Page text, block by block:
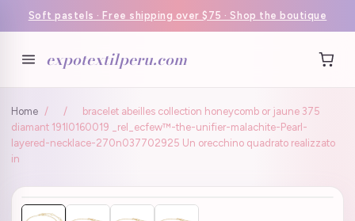
Soft pastels · Free shipping over $75 · Shop the boutique
expotextilperu.com
Home / /
bracelet abeilles collection honeycomb or jaune 375
diamant 191l0160019 _rel_ecfew™-the-unifier-malachite-Pearl-
layered-necklace-270n037702925 Un orecchino quadrato realizzato
in